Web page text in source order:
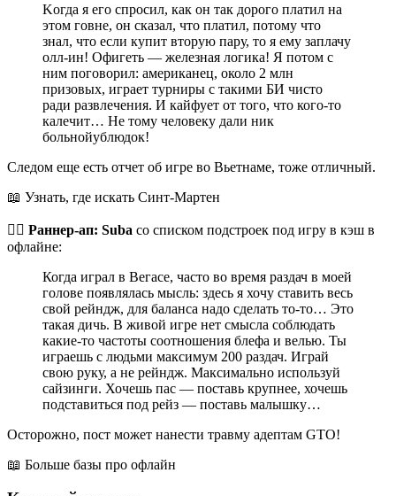
Kогда я его спросил, как он так дорого платил на
этом говне, oн сказал, что платил, потому что
знал, что если купит вторую пару, то я ему заплачу
олл-ин! Офигеть — железная логика! Я потом с
ним поговорил: американец, около 2 млн
призовых, играет турниры с такими БИ чисто
ради развлечения. И кайфует от того, что кого-то
калечит… Hе тому человеку дали ник
больнойублюдок!
Следом еще есть отчет об игре во Вьетнаме, тоже отличный.
📖 Узнать, где искать Синт-Мартен
🏃‍♂️ Раннер-ап: Suba со списком подстроек под игру в кэш в
офлайне:
Когда играл в Вегасе, часто во время раздач в моей
голове появлялась мысль: здесь я хочу ставить весь
свой рейндж, для баланса надо сделать то-то… Это
такая дичь. В живой игре нет смысла соблюдать
какие-то частоты соотношения блефа и велью. Ты
играешь с людьми максимум 200 раздач. Играй
свою руку, а не рейндж. Максимально используй
сайзинги. Хочешь пас — поставь крупнее, хочешь
подставиться под рейз — поставь малышку…
Осторожно, пост может нанести травму адептам GTO!
📖 Больше базы про офлайн